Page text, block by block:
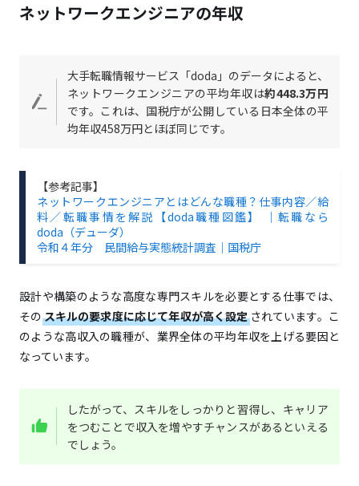
ネットワークエンジニアの年収
大手転職情報サービス「doda」のデータによると、
ネットワークエンジニアの平均年収は約448.3万円
です。これは、国税庁が公開している日本全体の平
均年収458万円とほぼ同じです。
【参考記事】
ネットワークエンジニアとはどんな職種？仕事内容／給
料／転職事情を解説【doda職種図鑑】 ｜転職なら
doda（デューダ）
令和４年分 民間給与実態統計調査｜国税庁
設計や構築のような高度な専門スキルを必要とする仕事では、
そのスキルの要求度に応じて年収が高く設定されています。こ
のような高収入の職種が、業界全体の平均年収を上げる要因と
なっています。
したがって、スキルをしっかりと習得し、キャリア
をつむことで収入を増やすチャンスがあるといえる
でしょう。